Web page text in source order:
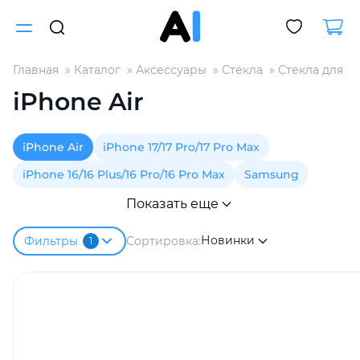
Главная Каталог Аксессуары Стёкла Стекла для
iPhone Air
iPhone Air
iPhone 17/17 Pro/17 Pro Max
iPhone 16/16 Plus/16 Pro/16 Pro Max
Samsung
Показать еще
Фильтры 1 Сортировка:Новинки
Разбейте
оплату на части
без переплат
График платежей